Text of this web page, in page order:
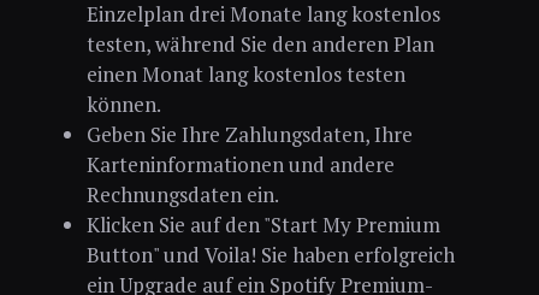
Einzelplan drei Monate lang kostenlos
testen, während Sie den anderen Plan
einen Monat lang kostenlos testen
können.
Geben Sie Ihre Zahlungsdaten, Ihre
Karteninformationen und andere
Rechnungsdaten ein.
Klicken Sie auf den "Start My Premium
Button" und Voila! Sie haben erfolgreich
ein Upgrade auf ein Spotify Premium-